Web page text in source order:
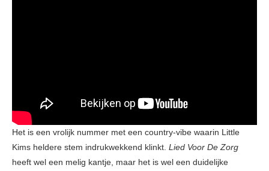
Het is een vrolijk nummer met een country-vibe waarin Little
Kims heldere stem indrukwekkend klinkt. Lied Voor De Zorg
heeft wel een melig kantje, maar het is wel een duidelijke